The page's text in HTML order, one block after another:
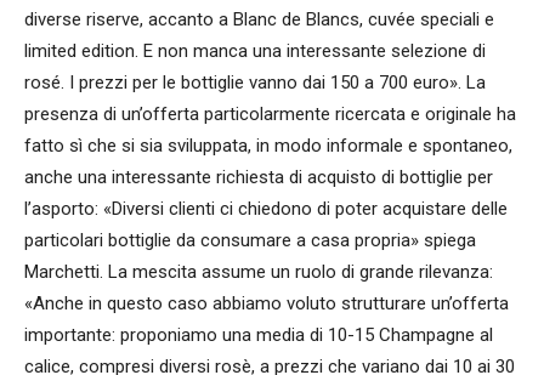
diverse riserve, accanto a Blanc de Blancs, cuvée speciali e
limited edition. E non manca una interessante selezione di
rosé. I prezzi per le bottiglie vanno dai 150 a 700 euro». La
presenza di un’offerta particolarmente ricercata e originale ha
fatto sì che si sia sviluppata, in modo informale e spontaneo,
anche una interessante richiesta di acquisto di bottiglie per
l’asporto: «Diversi clienti ci chiedono di poter acquistare delle
particolari bottiglie da consumare a casa propria» spiega
Marchetti. La mescita assume un ruolo di grande rilevanza:
«Anche in questo caso abbiamo voluto strutturare un’offerta
importante: proponiamo una media di 10-15 Champagne al
calice, compresi diversi rosè, a prezzi che variano dai 10 ai 30